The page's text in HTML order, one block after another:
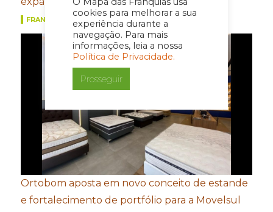
cookies para melhorar a sua
experiência durante a
navegação. Para mais
informações, leia a nossa
Política de Privacidade.
Prosseguir
FRANQUIAS
Ortobom aposta em novo conceito de estande
e fortalecimento de portfólio para a Movelsul